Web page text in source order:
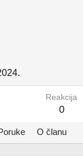
Reakcija
0
O članu